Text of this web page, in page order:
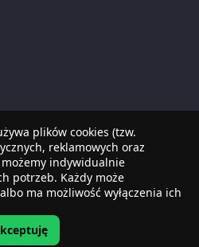
prawa zastrzezone.
plików cookies (tzw.
reklamowych oraz
indywidualnie
potrzeb. Każdy może
ma możliwość wyłączenia ich